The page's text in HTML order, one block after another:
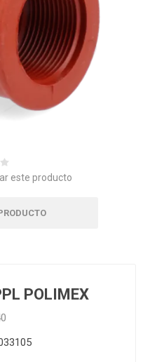
este producto
POLIMEX